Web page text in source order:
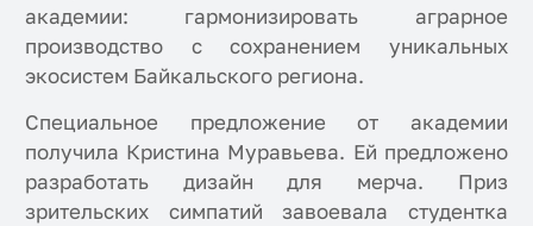
академии: гармонизировать аграрное
производство с сохранением уникальных
экосистем Байкальского региона.
Специальное предложение от академии
получила Кристина Муравьева. Ей предложено
разработать дизайн для мерча. Приз
зрительских симпатий завоевала студентка